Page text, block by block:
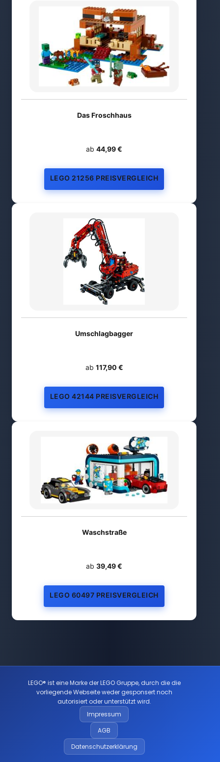
Das Froschhaus
ab 44,99 €
LEGO 21256 PREISVERGLEICH
Umschlagbagger
ab 117,90 €
LEGO 42144 PREISVERGLEICH
Waschstraße
ab 39,49 €
LEGO 60497 PREISVERGLEICH
LEGO® ist eine Marke der LEGO Gruppe, durch die die
vorliegende Webseite weder gesponsert noch
autorisiert oder unterstützt wird.
Impressum
AGB
Datenschutzerklärung